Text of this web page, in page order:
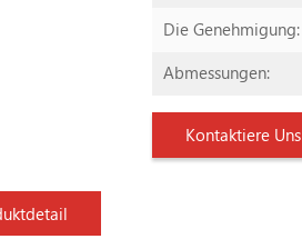
Die Genehmigung:
Abmessungen:
Kontaktiere Uns